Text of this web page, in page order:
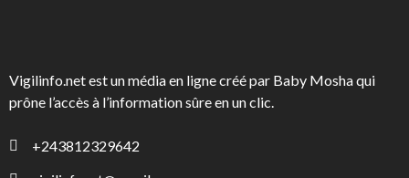
Vigilinfo.net est un média en ligne créé par Baby Mosha qui
prône l’accès à l’information sûre en un clic.
+243812329642